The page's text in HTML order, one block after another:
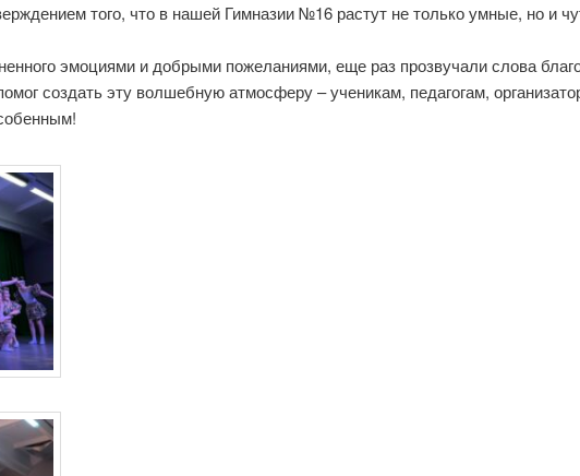
того, что в нашей Гимназии №16 растут не только умные, но и
эмоциями и добрыми пожеланиями, еще раз прозвучали слова
создать эту волшебную атмосферу – ученикам, педагогам,